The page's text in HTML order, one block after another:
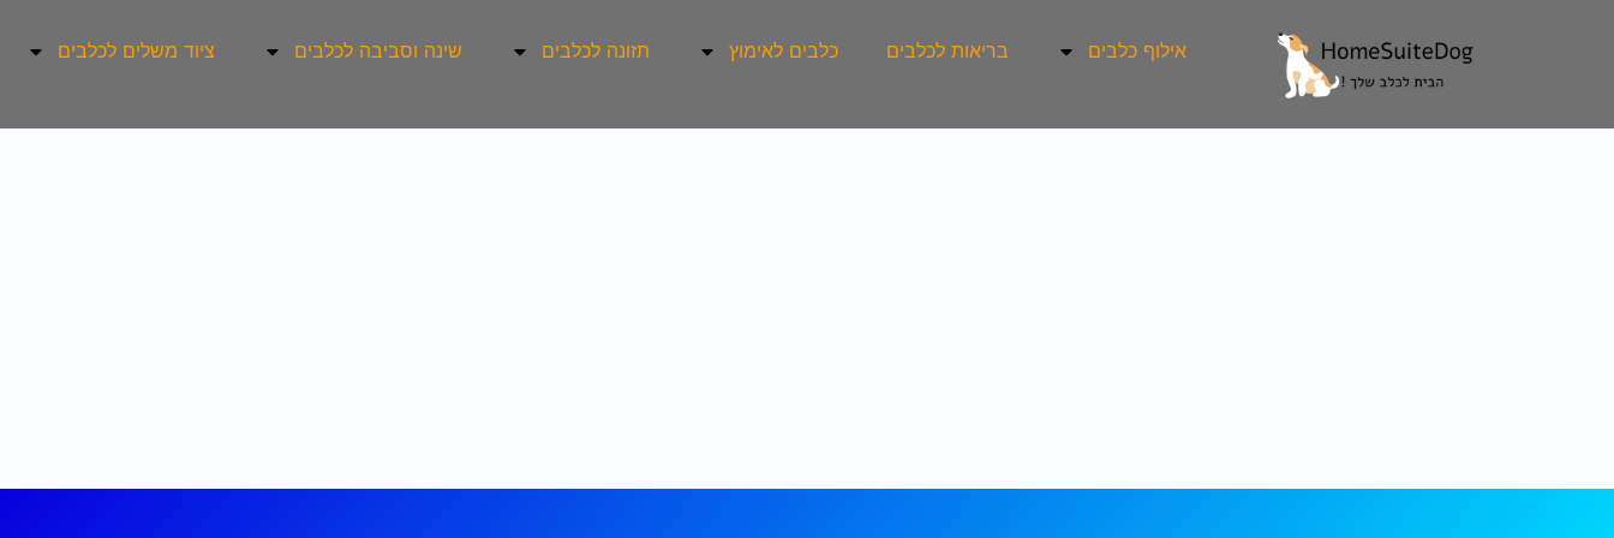
אילוף כלבים בריאות לכלבים כלבים לאימוץ תזונה לכלבים שינה וסביבה לכלבים ציוד משלים לכלבים